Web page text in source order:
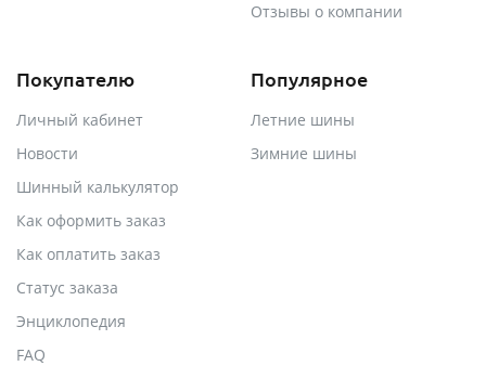
Отзывы о компании
Покупателю
Личный кабинет
Новости
Шинный калькулятор
Как оформить заказ
Как оплатить заказ
Статус заказа
Энциклопедия
FAQ
Популярное
Летние шины
Зимние шины